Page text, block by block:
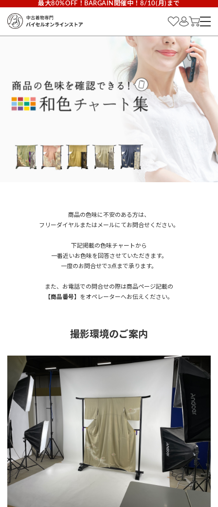
最大80%OFF！BARGAIN開催中！8/10(月)まで
商品の色味に不安のある方は、
フリーダイヤルまたはメールにてお問合せください。
下記掲載の色味チャートから
一番近いお色味を回答させていただきます。
一度のお問合せで3点まで承ります。
また、お電話での問合せの際は商品ページ記載の
【商品番号】 をオペレーターへお伝えください。
撮影環境のご案内